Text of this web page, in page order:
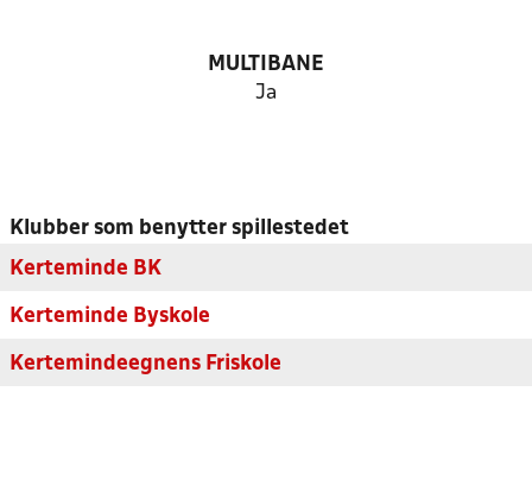
MULTIBANE
Ja
Klubber som benytter spillestedet
Kerteminde BK
Kerteminde Byskole
Kertemindeegnens Friskole